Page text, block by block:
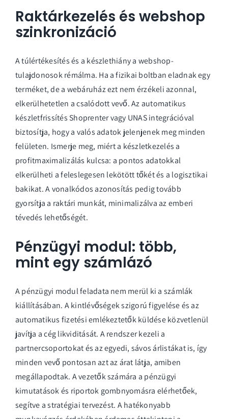
Raktárkezelés és webshop
szinkronizáció
A túlértékesítés és a készlethiány a webshop-
tulajdonosok rémálma. Ha a fizikai boltban eladnak egy
terméket, de a webáruház ezt nem érzékeli azonnal,
elkerülhetetlen a csalódott vevő. Az automatikus
készletfrissítés Shoprenter vagy UNAS integrációval
biztosítja, hogy a valós adatok jelenjenek meg minden
felületen. Ismerje meg, miért a készletkezelés a
profitmaximalizálás kulcsa: a pontos adatokkal
elkerülheti a feleslegesen lekötött tőkét és a logisztikai
bakikat. A vonalkódos azonosítás pedig tovább
gyorsítja a raktári munkát, minimalizálva az emberi
tévedés lehetőségét.
Pénzügyi modul: több,
mint egy számlázó
A pénzügyi modul feladata nem merül ki a számlák
kiállításában. A kintlévőségek szigorú figyelése és az
automatikus fizetési emlékeztetők küldése közvetlenül
javítja a cég likviditását. A rendszer kezeli a
partnercsoportokat és az egyedi, sávos árlistákat is, így
minden vevő pontosan azt az árat látja, amiben
megállapodtak. A vezetők számára a pénzügyi
kimutatások és riportok gombnyomásra elérhetőek,
segítve a stratégiai tervezést. A hatékonyabb